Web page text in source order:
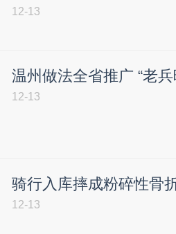
12-13
温州做法全省推广 “老
12-13
骑行入库摔成粉碎性骨
12-13